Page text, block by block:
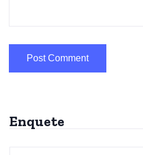
Enquete